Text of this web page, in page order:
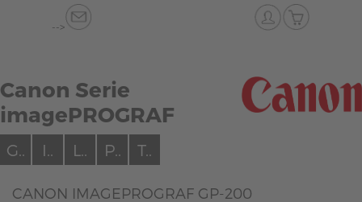
-->
Canon Serie
imagePROGRAF
G.. I.. L.. P.. T..
CANON IMAGEPROGRAF GP-200